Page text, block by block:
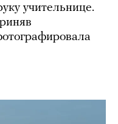
учительнице.